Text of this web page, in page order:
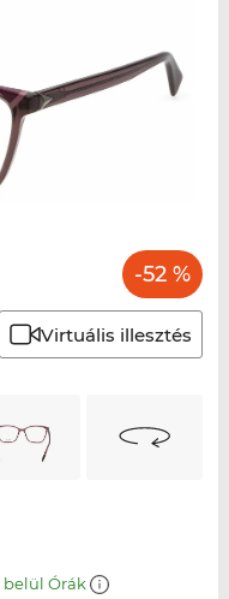
-52 %
Virtuális illesztés
belül Órák